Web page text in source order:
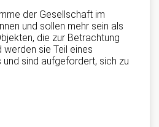
der Gesellschaft im
und sollen mehr sein als
die zur Betrachtung
werden sie Teil eines
sind aufgefordert, sich zu